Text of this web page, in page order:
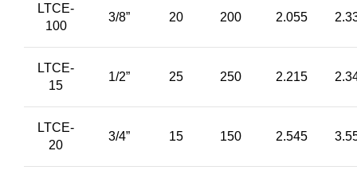
LTCE-
100
3/8” 20 200 2.055
LTCE-
15
1/2” 25 250 2.215
LTCE-
20
3/4” 15 150 2.545